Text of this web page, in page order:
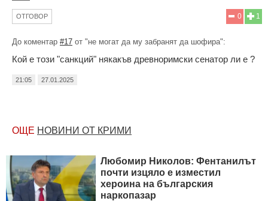
1
0
ОТГОВОР
До коментар #17 от "не могат да му забранят да шофира":
Кой е този "санкций" някакъв древноримски сенатор ли е ?
21:05 27.01.2025
ОЩЕ НОВИНИ ОТ КРИМИ
Любомир Николов: Фентанилът
почти изцяло е изместил
хероина на българския
наркопазар